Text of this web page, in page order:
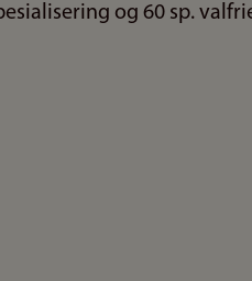
og 60 sp.